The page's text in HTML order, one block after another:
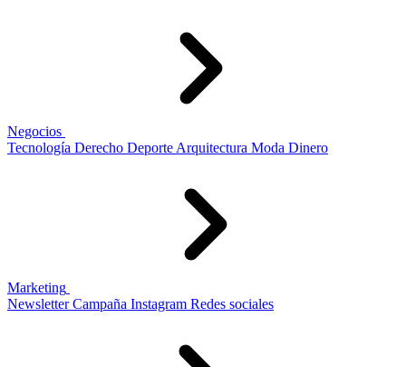
Negocios
Tecnología Derecho Deporte Arquitectura Moda Dinero
Marketing
Newsletter Campaña Instagram Redes sociales